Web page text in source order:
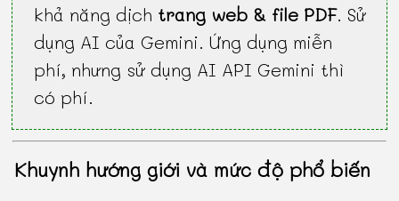
khả năng dịch trang web & file PDF. Sử
dụng AI của Gemini. Ứng dụng miễn
phí, nhưng sử dụng AI API Gemini thì
có phí.
Khuynh hướng giới và mức độ phổ biến